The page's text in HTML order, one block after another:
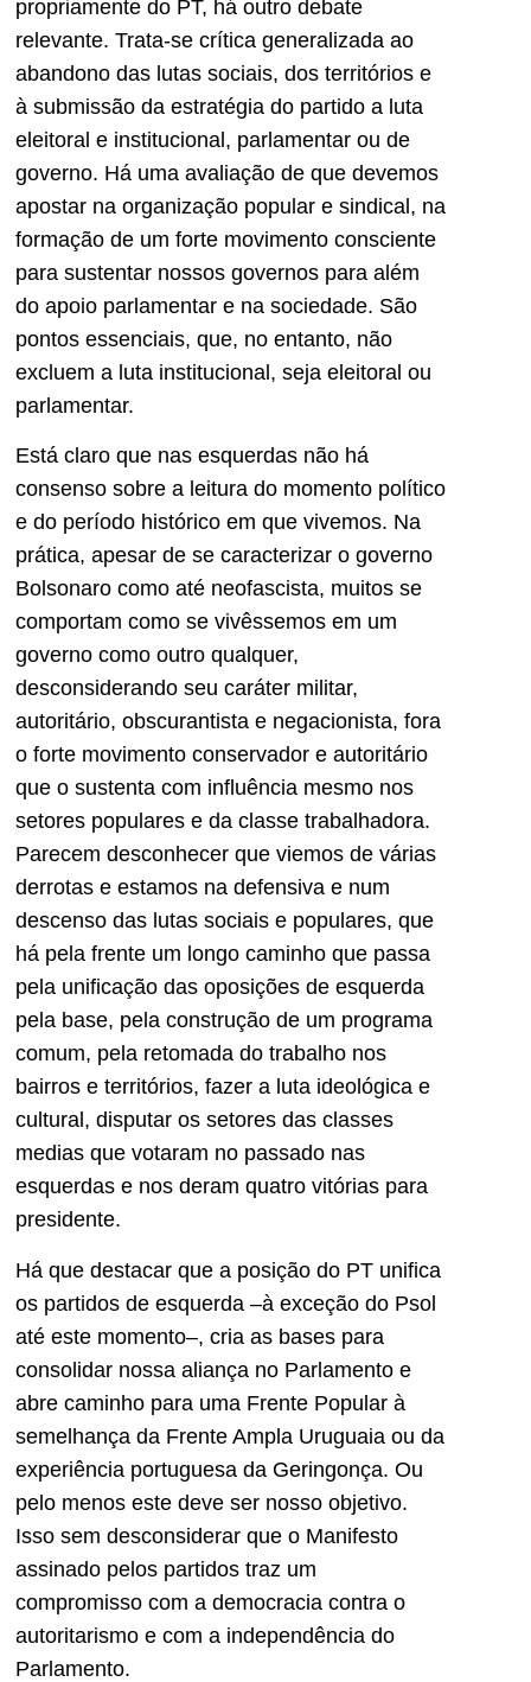
propriamente do PT, há outro debate
relevante. Trata-se crítica generalizada ao
abandono das lutas sociais, dos territórios e
à submissão da estratégia do partido a luta
eleitoral e institucional, parlamentar ou de
governo. Há uma avaliação de que devemos
apostar na organização popular e sindical, na
formação de um forte movimento consciente
para sustentar nossos governos para além
do apoio parlamentar e na sociedade. São
pontos essenciais, que, no entanto, não
excluem a luta institucional, seja eleitoral ou
parlamentar.
Está claro que nas esquerdas não há
consenso sobre a leitura do momento político
e do período histórico em que vivemos. Na
prática, apesar de se caracterizar o governo
Bolsonaro como até neofascista, muitos se
comportam como se vivêssemos em um
governo como outro qualquer,
desconsiderando seu caráter militar,
autoritário, obscurantista e negacionista, fora
o forte movimento conservador e autoritário
que o sustenta com influência mesmo nos
setores populares e da classe trabalhadora.
Parecem desconhecer que viemos de várias
derrotas e estamos na defensiva e num
descenso das lutas sociais e populares, que
há pela frente um longo caminho que passa
pela unificação das oposições de esquerda
pela base, pela construção de um programa
comum, pela retomada do trabalho nos
bairros e territórios, fazer a luta ideológica e
cultural, disputar os setores das classes
medias que votaram no passado nas
esquerdas e nos deram quatro vitórias para
presidente.
Há que destacar que a posição do PT unifica
os partidos de esquerda –à exceção do Psol
até este momento–, cria as bases para
consolidar nossa aliança no Parlamento e
abre caminho para uma Frente Popular à
semelhança da Frente Ampla Uruguaia ou da
experiência portuguesa da Geringonça. Ou
pelo menos este deve ser nosso objetivo.
Isso sem desconsiderar que o Manifesto
assinado pelos partidos traz um
compromisso com a democracia contra o
autoritarismo e com a independência do
Parlamento.